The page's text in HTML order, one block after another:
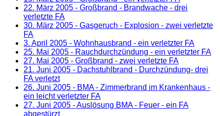
22. März 2005 - Großbrand - Brandwache - drei
verletzte FA
30. März 2005 - Gasgeruch - Explosion - zwei verletzte
FA
3. April 2005 - Wohnhausbrand - ein verletzter FA
25. Mai 2005 - Rauchdurchzündung - ein verletzter FA
27. Mai 2005 - Großbrand - zwei verletzte FA
21. Juni 2005 - Dachstuhlbrand - Durchzündung- drei
FA verletzt
26. Juni 2005 - BMA - Zimmerbrand im Krankenhaus -
ein leicht verletzter FA
27. Juni 2005 - Auslösung BMA - Feuer - ein FA
abgestürzt